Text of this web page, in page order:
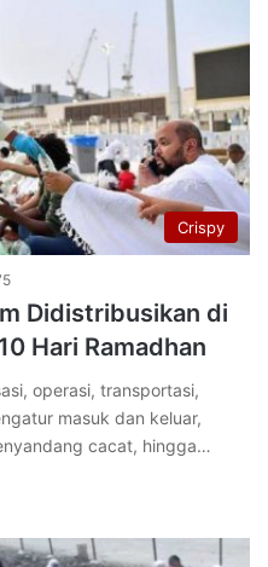
Crispy
Didistribusikan di
Hari Ramadhan
operasi, transportasi,
masuk dan keluar,
cacat, hingga…